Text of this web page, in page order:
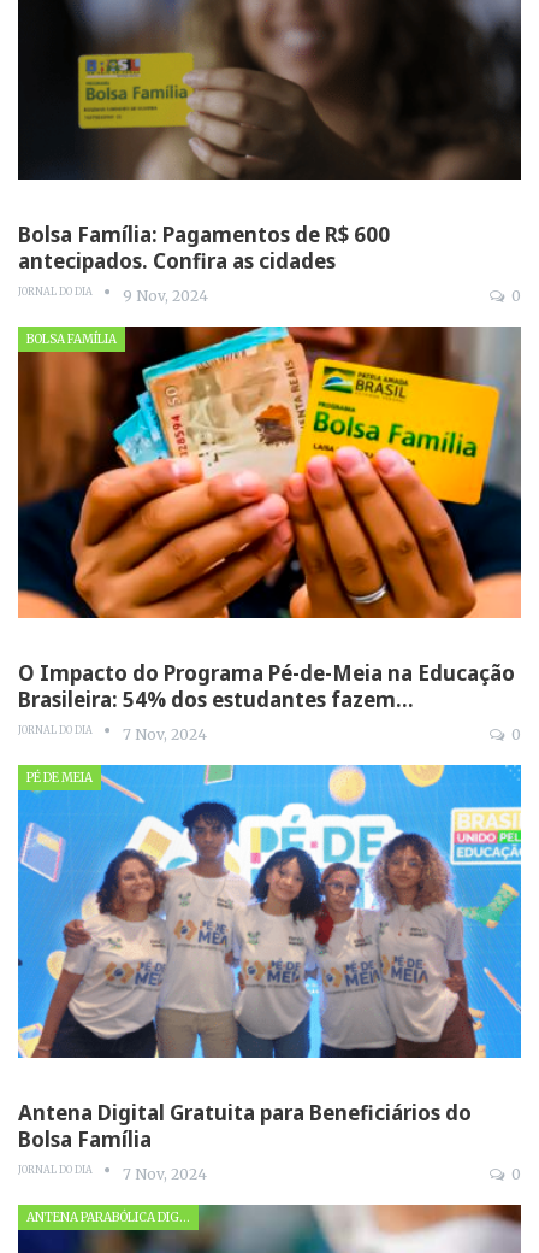
Bolsa Família: Pagamentos de R$ 600
antecipados. Confira as cidades
JORNAL DO DIA 9 Nov, 2024 0
BOLSA FAMÍLIA
O Impacto do Programa Pé-de-Meia na Educação
Brasileira: 54% dos estudantes fazem…
JORNAL DO DIA 7 Nov, 2024 0
PÉ DE MEIA
Antena Digital Gratuita para Beneficiários do
Bolsa Família
JORNAL DO DIA 7 Nov, 2024 0
ANTENA PARABÓLICA DIGITAL